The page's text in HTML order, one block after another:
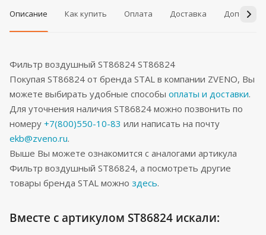
Описание Как купить Оплата Доставка
Фильтр воздушный ST86824 ST86824
Покупая ST86824 от бренда STAL в компании ZVENO, Вы
можете выбирать удобные способы оплаты и доставки.
Для уточнения наличия ST86824 можно позвонить по
номеру +7(800)550-10-83 или написать на почту
ekb@zveno.ru.
Выше Вы можете ознакомится с аналогами артикула
Фильтр воздушный ST86824, а посмотреть другие
товары бренда STAL можно здесь.
Вместе с артикулом ST86824 искали: